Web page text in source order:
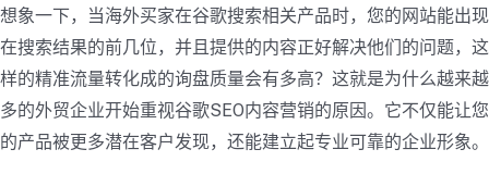
想象一下，当海外买家在谷歌搜索相关产品时，您的网站能出现
在搜索结果的前几位，并且提供的内容正好解决他们的问题，这
样的精准流量转化成的询盘质量会有多高？这就是为什么越来越
多的外贸企业开始重视谷歌SEO内容营销的原因。它不仅能让您
的产品被更多潜在客户发现，还能建立起专业可靠的企业形象。